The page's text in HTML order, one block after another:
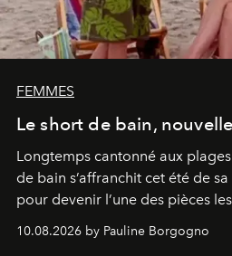
FEMMES
Le short de bain,
Longtemps cantonné aux
de bain s’affranchit cet été de
pour devenir l’une des pièces
10.08.2026 by Pauline Borgogno